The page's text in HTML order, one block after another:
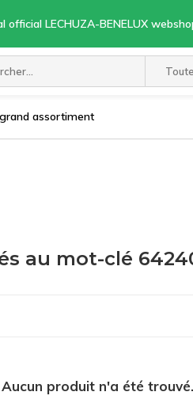
official LECHUZA-BENELUX
assortiment
au mot-clé
Aucun produit n'a été